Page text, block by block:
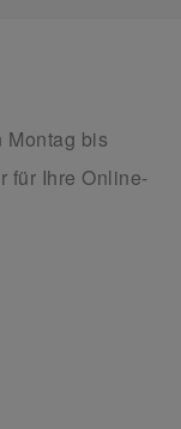
Montag bis
für Ihre Online-